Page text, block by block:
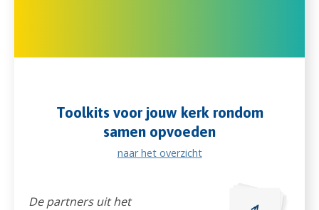
Toolkits voor jouw kerk rondom
samen opvoeden
naar het overzicht
De partners uit het